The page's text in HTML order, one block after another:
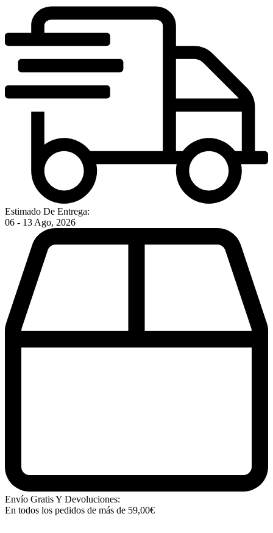
Estimado De Entrega:
06 - 13 Ago, 2026
Envío Gratis Y Devoluciones:
En todos los pedidos de más de 59,00€